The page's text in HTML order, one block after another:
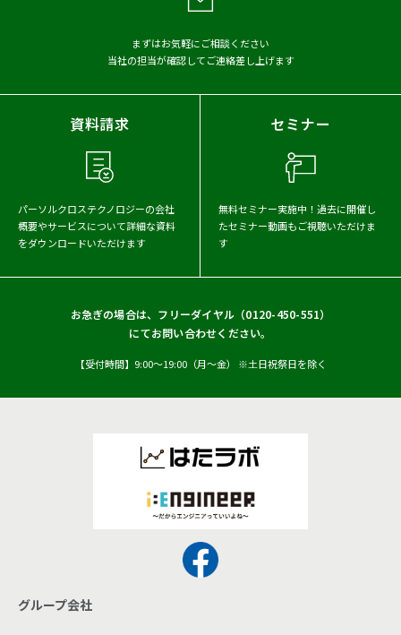
まずはお気軽にご相談ください
当社の担当が確認してご連絡差し上げます
資料請求
パーソルクロステクノロジーの会社
概要やサービスについて詳細な資料
をダウンロードいただけます
セミナー
無料セミナー実施中！ 過去に開催し
たセミナー動画もご視聴いただけま
す
お急ぎの場合は、フリーダイヤル（0120-450-551）
にてお問い合わせください。
【受付時間】9:00〜19:00（月〜金） ※土日祝祭日を除く
グループ会社